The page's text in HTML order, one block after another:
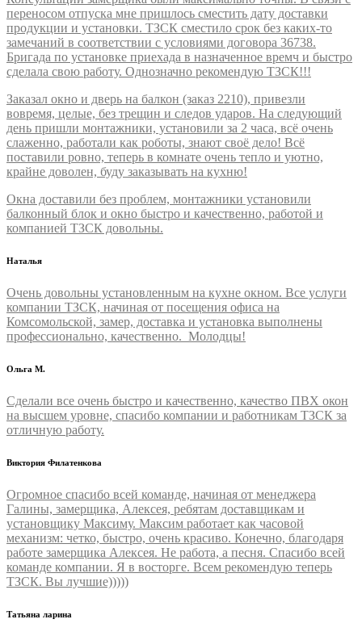
переносом отпуска мне пришлось сместить дату доставки
продукции и установки. ТЗСК сместило срок без каких-то
замечаний в соответствии с условиями договора 36738.
Бригада по установке приехада в назначенное времч и быстро
сделала свою работу. Однозначно рекомендую ТЗСК!!!
Заказал окно и дверь на балкон (заказ 2210), привезли
вовремя, целые, без трещин и следов ударов. На следующий
день пришли монтажники, установили за 2 часа, всё очень
слаженно, работали как роботы, знают своё дело! Всё
поставили ровно, теперь в комнате очень тепло и уютно,
крайне доволен, буду заказывать на кухню!
Окна доставили без проблем, монтажники установили
балконный блок и окно быстро и качественно, работой и
компанией ТЗСК довольны.
Наталья
Очень довольны установленным на кухне окном. Все услуги
компании ТЗСК, начиная от посещения офиса на
Комсомольской, замер, доставка и установка выполнены
профессионально, качественно. Молодцы!
Ольга М.
Сделали все очень быстро и качественно, качество ПВХ окон
на высшем уровне, спасибо компании и работникам ТЗСК за
отличную работу.
Виктория Филатенкова
Огромное спасибо всей команде, начиная от менеджера
Галины, замерщика, Алексея, ребятам доставщикам и
установщику Максиму. Максим работает как часовой
механизм: четко, быстро, очень красиво. Конечно, благодаря
работе замерщика Алексея. Не работа, а песня. Спасибо всей
команде компании. Я в восторге. Всем рекомендую теперь
ТЗСК. Вы лучшие)))))
Татьяна ларина